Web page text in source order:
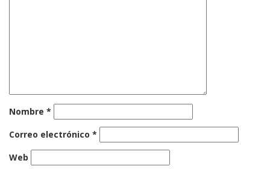
Nombre *
Correo electrónico *
Web